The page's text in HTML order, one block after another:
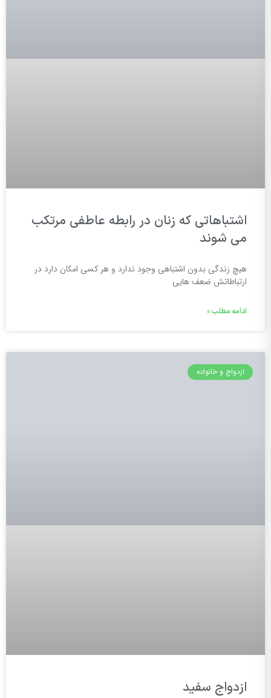
اشتباهاتی که زنان در رابطه عاطفی مرتکب
می شوند
هیچ زندگی بدون اشتباهی وجود ندارد و هر کسی امکان دارد در
ارتباطاتش ضعف هایی
ادامه مطلب »
ازدواج و خانواده
ازدواج سفید